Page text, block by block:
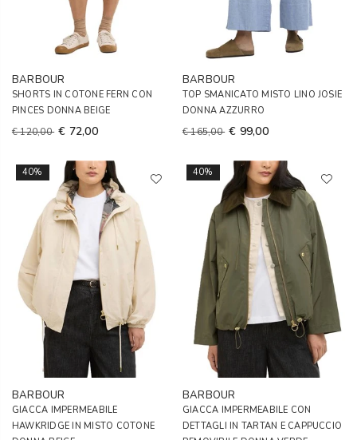
BARBOUR
SHORTS IN COTONE FERN CON
PINCES DONNA BEIGE
€ 120,00 € 72,00
BARBOUR
TOP SMANICATO MISTO LINO JOSIE
DONNA AZZURRO
€ 165,00 € 99,00
40%
BARBOUR
GIACCA IMPERMEABILE
HAWKRIDGE IN MISTO COTONE
40%
BARBOUR
GIACCA IMPERMEABILE CON
DETTAGLI IN TARTAN E CAPPUCCIO